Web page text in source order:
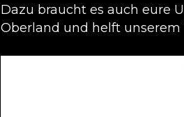
Dazu braucht es auch eure
Oberland und helft